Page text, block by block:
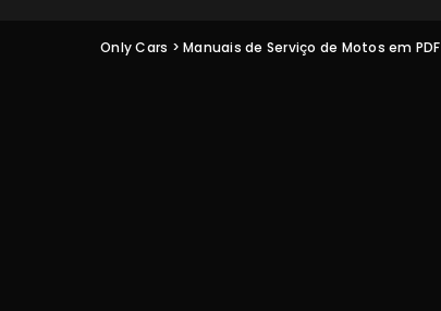
Only Cars >Manuais de Serviço de Motos em PDF